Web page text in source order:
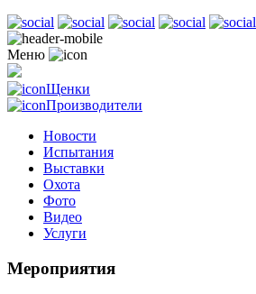
Меню
Щенки
Производители
Новости
Испытания
Выставки
Охота
Фото
Видео
Услуги
Мероприятия